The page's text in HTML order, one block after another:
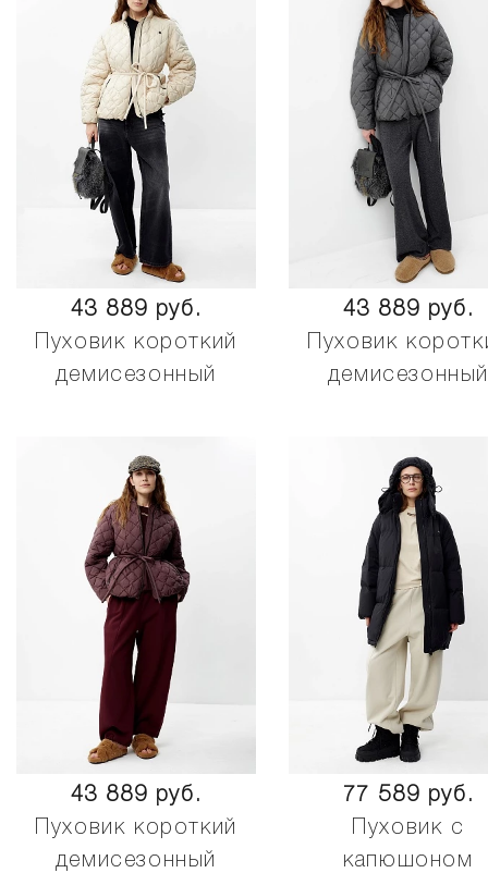
43 889 руб.
Пуховик короткий
демисезонный
43 889 руб.
Пуховик
43 889 руб.
Пуховик короткий
демисезонный
77 589 руб.
Пуховик с
капюшоном